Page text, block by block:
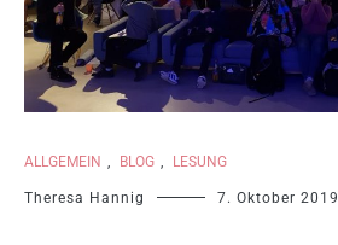
ALLGEMEIN , BLOG , LESUNG
Theresa Hannig 7. Oktober 2019